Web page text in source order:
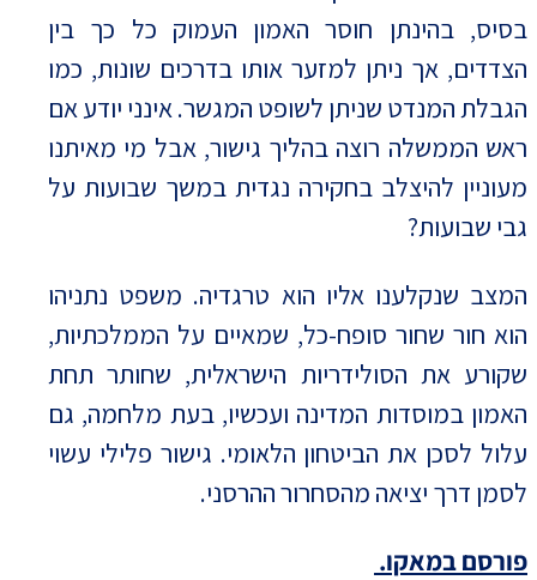
בסיס, בהינתן חוסר האמון העמוק כל כך בין
הצדדים, אך ניתן למזער אותו בדרכים שונות, כמו
הגבלת המנדט שניתן לשופט המגשר. אינני יודע אם
ראש הממשלה רוצה בהליך גישור, אבל מי מאיתנו
מעוניין להיצלב בחקירה נגדית במשך שבועות על
גבי שבועות?
המצב שנקלענו אליו הוא טרגדיה. משפט נתניהו
הוא חור שחור סופח-כל, שמאיים על הממלכתיות,
שקורע את הסולידריות הישראלית, שחותר תחת
האמון במוסדות המדינה ועכשיו, בעת מלחמה, גם
עלול לסכן את הביטחון הלאומי. גישור פלילי עשוי
לסמן דרך יציאה מהסחרור ההרסני.
פורסם במאקו.